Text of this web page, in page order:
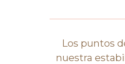
Los puntos
nuestra